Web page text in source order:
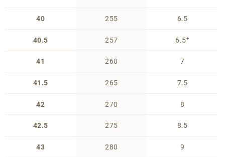
40
40.5
41
41.5
42
42.5
43
255
257
260
265
270
275
280
6.5
6.5+
7
7.5
8
8.5
9